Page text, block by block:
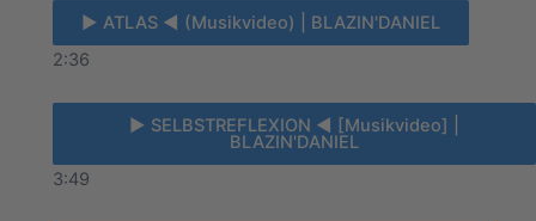
► ATLAS ◄ (Musikvideo) | BLAZIN'DANIEL
2:36
► SELBSTREFLEXION ◄ [Musikvideo] |
BLAZIN'DANIEL
3:49